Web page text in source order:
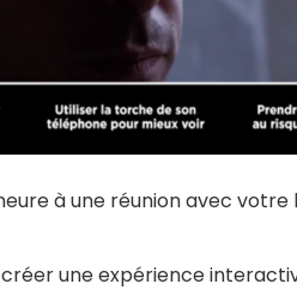
à une réunion avec
une expérience